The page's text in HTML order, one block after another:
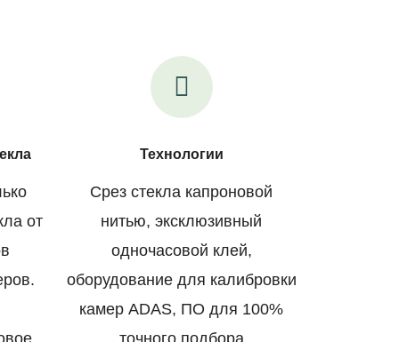
от
Технологии
Срез стекла капроновой
нитью, эксклюзивный
одночасовой клей,
оборудование для калибровки
камер ADAS, ПО для 100%
точного подбора